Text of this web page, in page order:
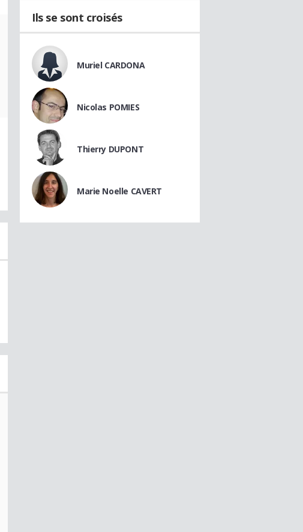
Ils se sont croisés
Muriel CARDONA
Nicolas POMIES
Thierry DUPONT
Marie Noelle CAVERT